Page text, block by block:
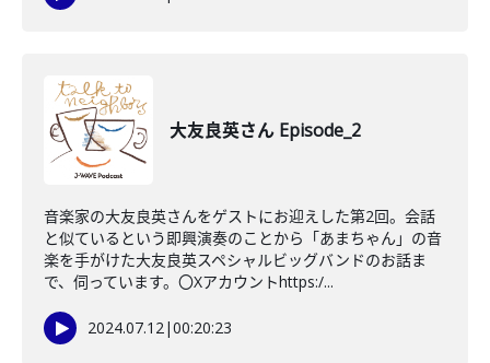
大友良英さん Episode_2
音楽家の大友良英さんをゲストにお迎えした第2回。会話
と似ているという即興演奏のことから「あまちゃん」の音
楽を手がけた大友良英スペシャルビッグバンドのお話ま
で、伺っています。〇Xアカウントhttps:/...
2024.07.12|00:20:23